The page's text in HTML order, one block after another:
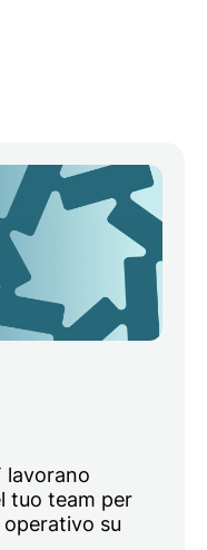
lavorano
tuo team per
su